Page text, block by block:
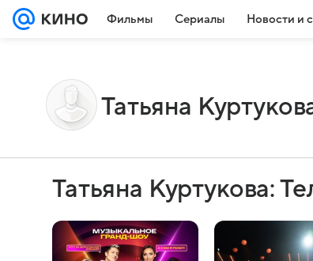
Фильмы Сериалы Новости и
Татьяна
Татьяна Куртукова: